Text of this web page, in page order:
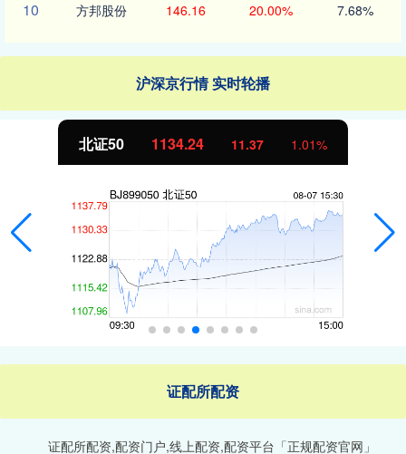
10 方邦股份 146.16 20.00% 7.68%
沪深京行情 实时轮播
北证50 1134.24 11.37 1.01%
证配所配资
证配所配资,配资门户,线上配资,配资平台「正规配资官网」